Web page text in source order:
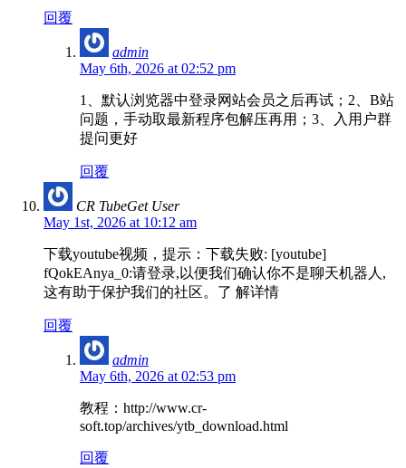
回覆
admin
May 6th, 2026 at 02:52 pm
1、默认浏览器中登录网站会员之后再试；2、B站
问题，手动取最新程序包解压再用；3、入用户群
提问更好
回覆
CR TubeGet User
May 1st, 2026 at 10:12 am
下载youtube视频，提示：下载失败: [youtube]
fQokEAnya_0:请登录,以便我们确认你不是聊天机器人,
这有助于保护我们的社区。了 解详情
回覆
admin
May 6th, 2026 at 02:53 pm
教程：http://www.cr-
soft.top/archives/ytb_download.html
回覆